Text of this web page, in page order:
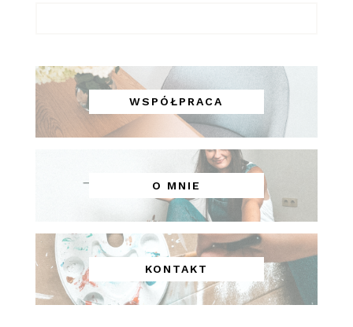
WSPÓŁPRACA
O MNIE
KONTAKT